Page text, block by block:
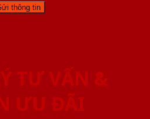
TƯ VẤN &
ƯU ĐÃI